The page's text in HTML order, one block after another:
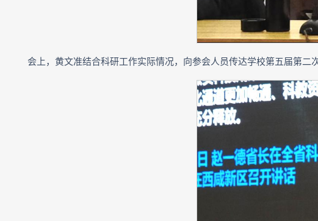
会上，黄文准结合科研工作实际情况，向参会人员传达学校第五届第二